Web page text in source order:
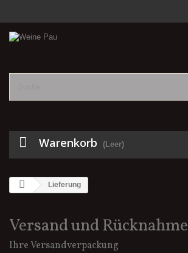
Warenkorb (Leer)
Lieferung
Versand und Rücknahme
Ihre Versandverpackung